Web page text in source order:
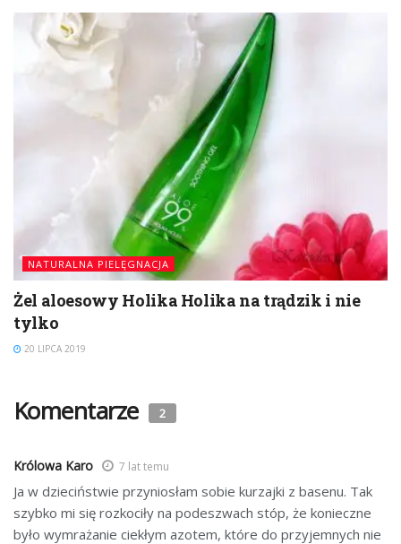
NATURALNA PIELĘGNACJA
Żel aloesowy Holika Holika na trądzik i nie
tylko
20 LIPCA 2019
Komentarze 2
Królowa Karo 7 lat temu
Ja w dzieciństwie przyniosłam sobie kurzajki z basenu. Tak
szybko mi się rozkociły na podeszwach stóp, że konieczne
było wymrażanie ciekłym azotem, które do przyjemnych nie